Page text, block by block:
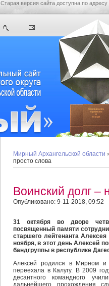
Старая версия сайта доступна по адресу
Мирный Архангельской области
просто слова
Воинский долг –
Опубликовано: 9-11-2018, 09:52
31 октября во дворе
посвященный памяти
старшего лейтенанта
ноября, в этот день Алексей
бандгруппы в республике
Алексей родился в Мирном
переехала в Калугу. В 2009
десантного командного
дальнейшего прохождения